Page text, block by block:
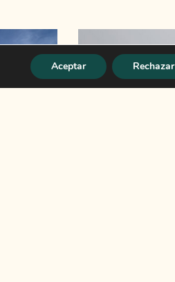
Aceptar Rechazar